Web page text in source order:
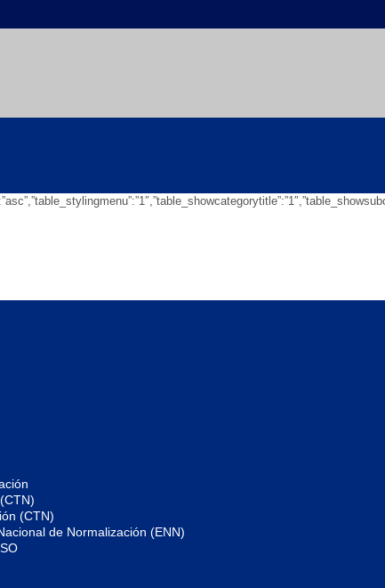
(CTN)
de Normalización (ENN)